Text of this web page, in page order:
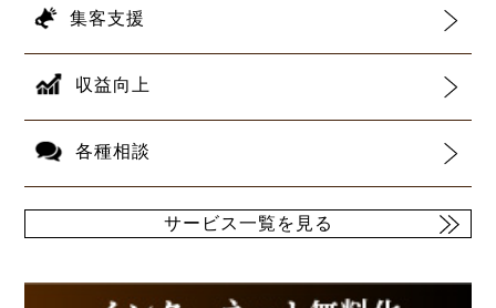
集客支援
収益向上
各種相談
サービス一覧を見る